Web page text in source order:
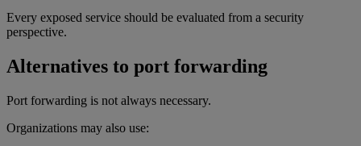
Every exposed service should be evaluated from a security
perspective.
Alternatives to port forwarding
Port forwarding is not always necessary.
Organizations may also use: